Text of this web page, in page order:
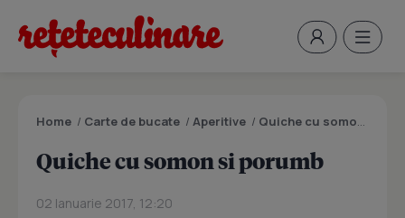
Home / Carte de bucate / Aperitive / Quiche cu somon si porumb
Quiche cu somon si porumb
02 Ianuarie 2017, 12:20